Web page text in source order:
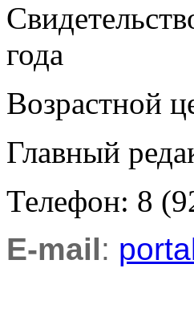
года
Возрастной
Главный
Телефон: 8
E-mail: